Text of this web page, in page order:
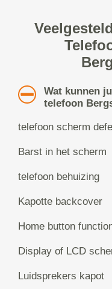
Wat kunnen
telefoon
telefoon scherm
Barst in het scherm
telefoon behuizing
Kapotte backcover
Home button
Display of LCD
Luidsprekers kapot